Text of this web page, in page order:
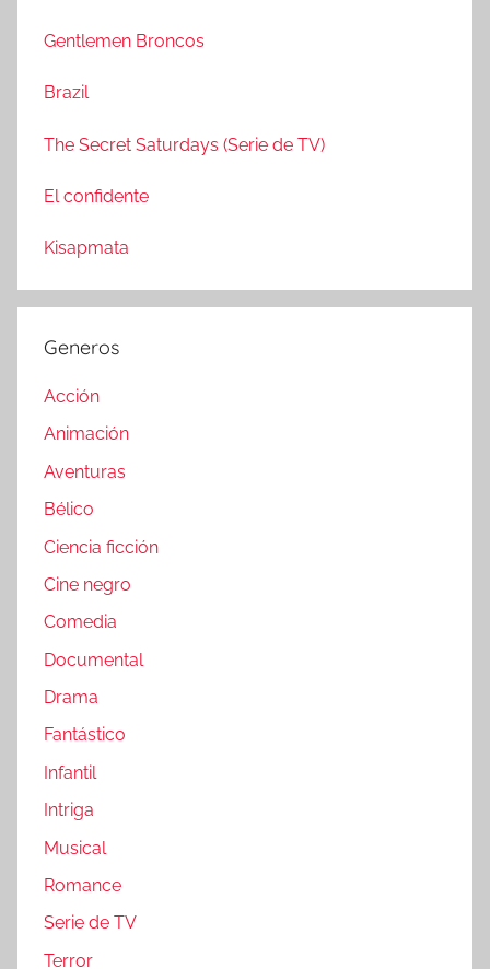
:Gentlemen Broncos
Brazil
The Secret Saturdays (Serie de TV)
El confidente
Kisapmata
Generos
Acción
Animación
Aventuras
Bélico
Ciencia ficción
Cine negro
Comedia
Documental
Drama
Fantástico
Infantil
Intriga
Musical
Romance
Serie de TV
Terror